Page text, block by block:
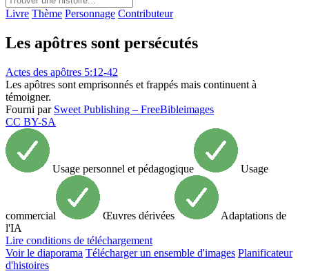
Livre Thème Personnage Contributeur
Les apôtres sont persécutés
Actes des apôtres 5:12-42
Les apôtres sont emprisonnés et frappés mais continuent à
témoigner.
Fourni par Sweet Publishing – FreeBibleimages
CC BY-SA
Usage personnel et pédagogique Usage
commercial Œuvres dérivées
Adaptations de
l'IA
Lire conditions de téléchargement
Voir le diaporama Télécharger un ensemble d'images Planificateur
d'histoires